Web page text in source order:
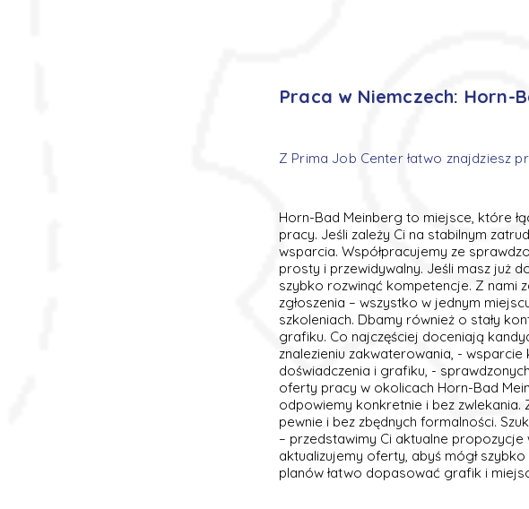
Praca w Niemczech:
Z Prima Job Center łatwo znajdziesz
Horn-Bad Meinberg to miejsce, które
pracy. Jeśli zależy Ci na stabilnym
wsparcia. Współpracujemy ze
prosty i przewidywalny. Jeśli masz już
szybko rozwinąć kompetencje. Z nami
zgłoszenia – wszystko w jednym
szkoleniach. Dbamy również o stały
grafiku. Co najczęściej doceniają
znalezieniu zakwaterowania, -
doświadczenia i grafiku, -
oferty pracy w okolicach Horn-Bad
odpowiemy konkretnie i bez zwlekania.
pewnie i bez zbędnych formalności.
– przedstawimy Ci aktualne
aktualizujemy oferty, abyś mógł
planów łatwo dopasować grafik i